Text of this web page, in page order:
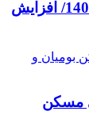
قیمت طلا و سکه امروز پنجشنبه 15مرداد 1405/ افزایش
مسکن